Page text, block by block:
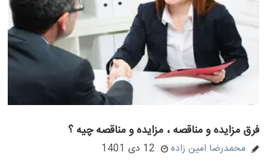
فرق مزایده و مناقصه ، مزایده و مناقصه چیه ؟
محمدرضا امین زاده 12 دی 1401